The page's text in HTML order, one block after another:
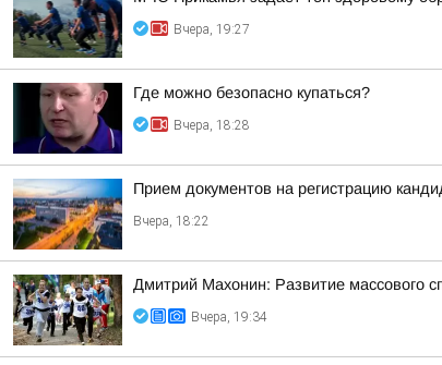
Вчера, 19:27
Где можно безопасно купаться?
Вчера, 18:28
Прием документов на регистрацию
Вчера, 18:22
Дмитрий Махонин: Развитие массового
Вчера, 19:34